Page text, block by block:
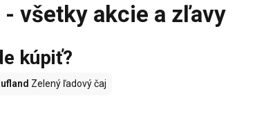
všetky akcie a zľavy
kúpiť?
Zelený ľadový čaj